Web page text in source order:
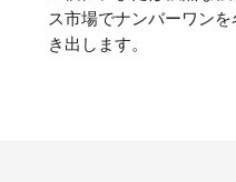
ス市場でナンバーワン
き出します。